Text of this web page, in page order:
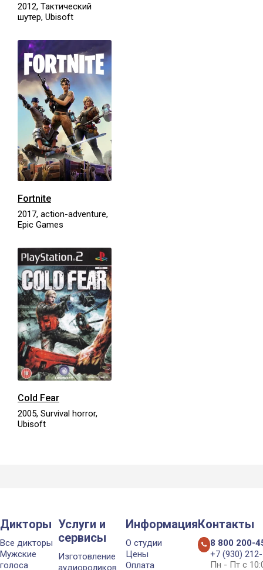
2012, Тактический
шутер, Ubisoft
Fortnite
2017, action-adventure,
Epic Games
Cold Fear
2005, Survival horror,
Ubisoft
Дикторы
Все дикторы
Мужские
голоса
Услуги и
сервисы
Изготовление
аудиороликов
Информация
О студии
Цены
Оплата
Контакты
8 800 200-
+7 (930)
Пн - Пт с